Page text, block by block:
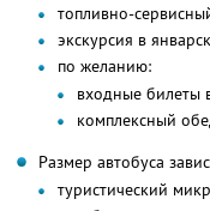
топливно-
экскурсия в
по желанию:
входные билеты
комплексный
Размер автобуса
туристический